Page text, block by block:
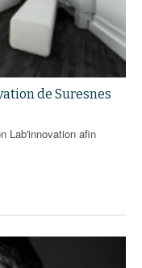
de Suresnes
Lab'innovation afin